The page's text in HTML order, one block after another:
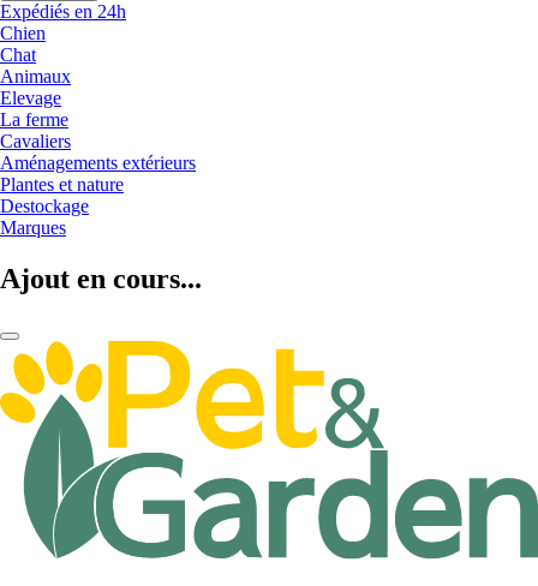
Expédiés en 24h
Chien
Chat
Animaux
Elevage
La ferme
Cavaliers
Aménagements extérieurs
Plantes et nature
Destockage
Marques
Ajout en cours...